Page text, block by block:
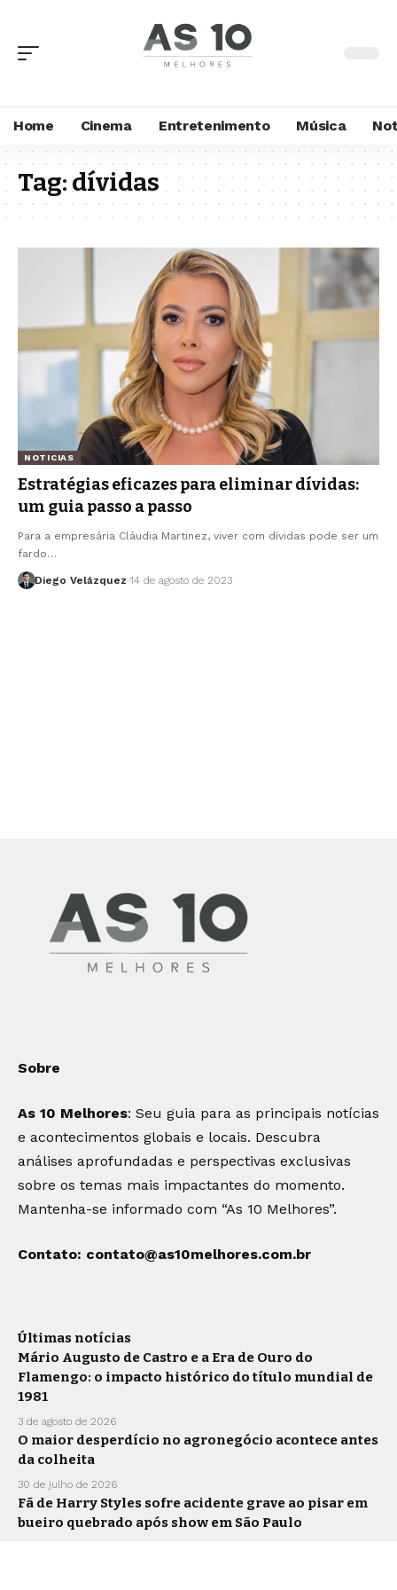
Home Cinema Entretenimento Música
Tag:dívidas
NOTICIAS
Estratégias eficazes para eliminar dívidas:
um guia passo a passo
Para a empresária Cláudia Martinez, viver com dívidas pode ser um
fardo…
Diego Velázquez 14 de agosto de 2023
Sobre
As 10 Melhores: Seu guia para as principais notícias
e acontecimentos globais e locais. Descubra
análises aprofundadas e perspectivas exclusivas
sobre os temas mais impactantes do momento.
Mantenha-se informado com “As 10 Melhores”.
Contato: contato@as10melhores.com.br
Últimas notícias
Mário Augusto de Castro e a Era de Ouro do
Flamengo: o impacto histórico do título mundial de
1981
3 de agosto de 2026
O maior desperdício no agronegócio acontece antes
da colheita
30 de julho de 2026
Fã de Harry Styles sofre acidente grave ao pisar em
bueiro quebrado após show em São Paulo